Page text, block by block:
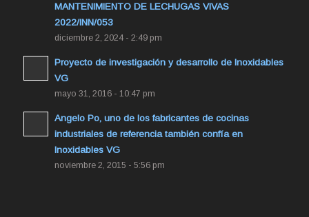
MANTENIMIENTO DE LECHUGAS VIVAS
2022/INN/053
diciembre 2, 2024 - 2:49 pm
Proyecto de investigación y desarrollo de Inoxidables
VG
mayo 31, 2016 - 10:47 pm
Angelo Po, uno de los fabricantes de cocinas
industriales de referencia también confía en
Inoxidables VG
noviembre 2, 2015 - 5:56 pm